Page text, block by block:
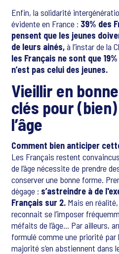
Enfin, la solidarité
évidente en France : 39% des
pensent que les jeunes
de leurs ainés,à l’instar de la
les Français ne sont que
n’est pas celui des jeunes.
Vieillir en
clés pour
l’âge
Comment bien anticiper
Les Français restent
de l’âge nécessite de prendre
conserver une bonne forme.
dégage : s’astreindre à de
Français sur 2. Mais en
reconnait se l’imposer
méfaits de l’âge… Par ailleurs,
formulé comme une priorité par
majorité s’en abstiennent dans